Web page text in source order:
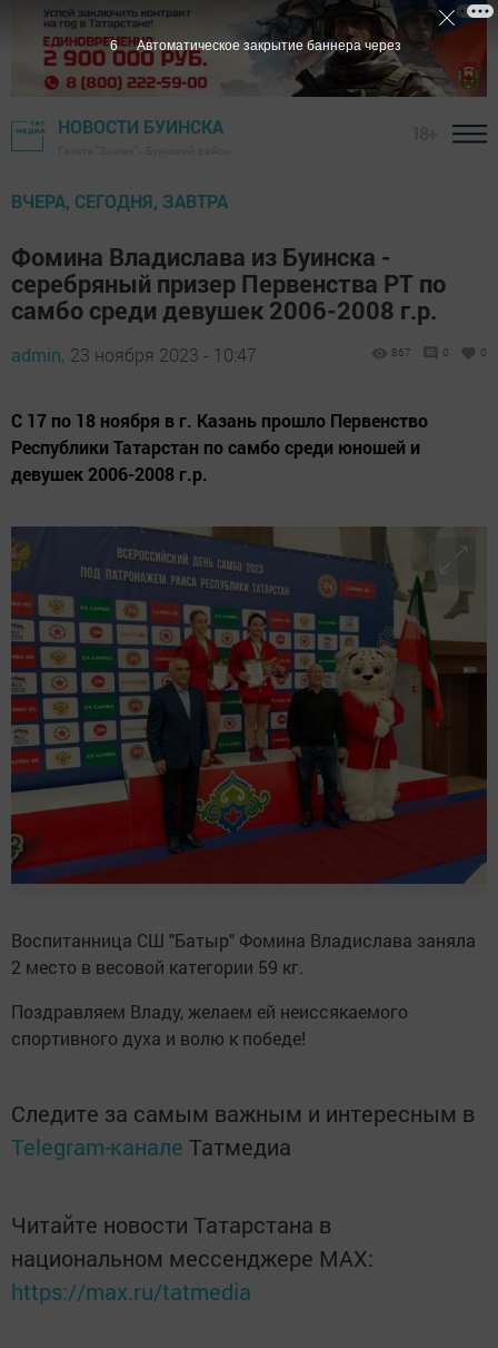
НОВОСТИ БУИНСКА
ВЧЕРА, СЕГОДНЯ, ЗАВТРА
Фомина Владислава из Буинска -
серебряный призер Первенства РТ по
самбо среди девушек 2006-2008 г.р.
admin, 23 ноября 2023 - 10:47 867 0 0
С 17 по 18 ноября в г. Казань прошло Первенство
Республики Татарстан по самбо среди юношей и
девушек 2006-2008 г.р.
Воспитанница СШ "Батыр" Фомина Владислава заняла
2 место в весовой категории 59 кг.
Поздравляем Владу, желаем ей неиссякаемого
спортивного духа и волю к победе!
Следите за самым важным и интересным в
Telegram-канале Татмедиа
Читайте новости Татарстана в
национальном мессенджере MАХ:
https://max.ru/tatmedia
4 Автоматическое закрытие баннера через